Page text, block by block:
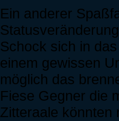
Ein anderer
Schock sich in
einem gewissen
möglich das
Fiese Gegner die
Zitteraale könnten